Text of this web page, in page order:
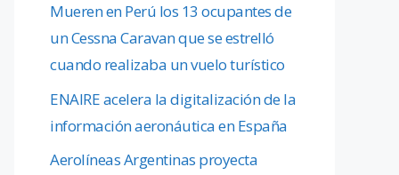
Mueren en Perú los 13 ocupantes de
un Cessna Caravan que se estrelló
cuando realizaba un vuelo turístico
ENAIRE acelera la digitalización de la
información aeronáutica en España
Aerolíneas Argentinas proyecta